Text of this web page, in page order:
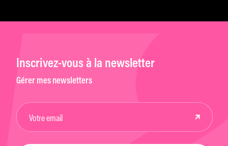
Inscrivez-vous à la newsletter
Gérer mes newsletters